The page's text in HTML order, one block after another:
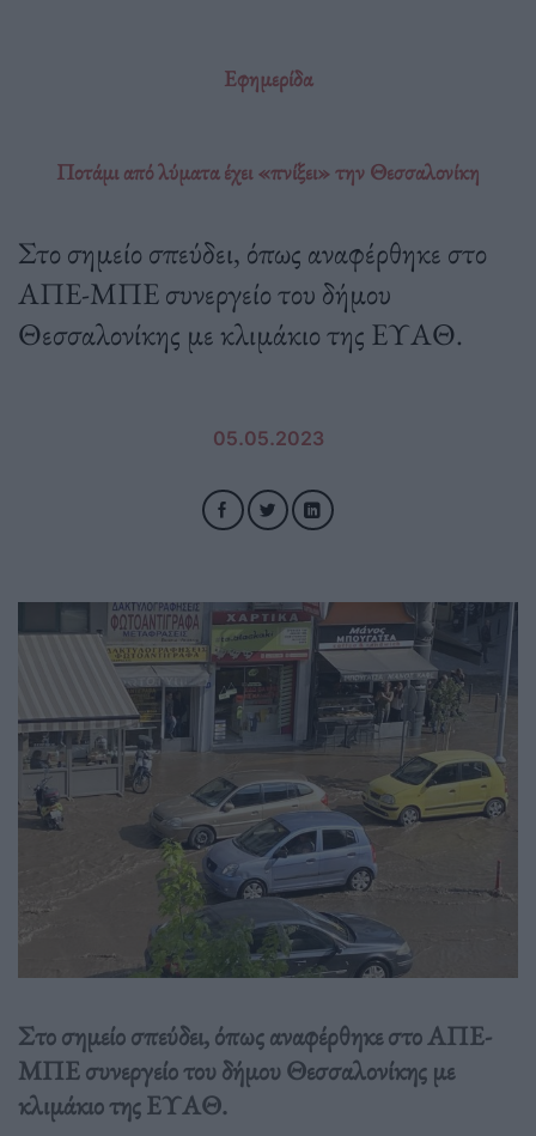
Εφημερίδα
Ποτάμι από λύματα έχει «πνίξει» την Θεσσαλονίκη
Στο σημείο σπεύδει, όπως αναφέρθηκε στο
ΑΠΕ-ΜΠΕ συνεργείο του δήμου
Θεσσαλονίκης με κλιμάκιο της ΕΥΑΘ.
05.05.2023
Στο σημείο σπεύδει, όπως αναφέρθηκε στο ΑΠΕ-
ΜΠΕ συνεργείο του δήμου Θεσσαλονίκης με
κλιμάκιο της ΕΥΑΘ.